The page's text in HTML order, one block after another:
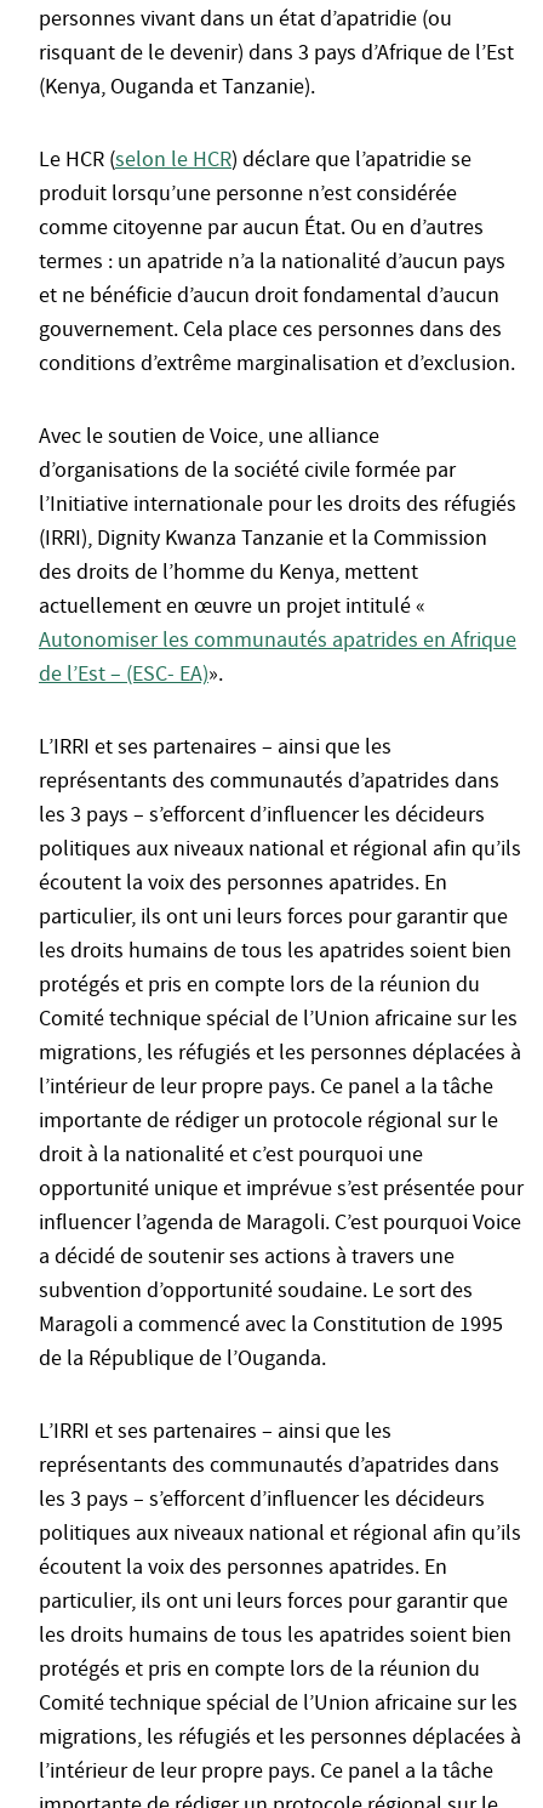
personnes vivant dans un état d’apatridie (ou
risquant de le devenir) dans 3 pays d’Afrique de l’Est
(Kenya, Ouganda et Tanzanie).
Le HCR (selon le HCR) déclare que l’apatridie se
produit lorsqu’une personne n’est considérée
comme citoyenne par aucun État. Ou en d’autres
termes : un apatride n’a la nationalité d’aucun pays
et ne bénéficie d’aucun droit fondamental d’aucun
gouvernement. Cela place ces personnes dans des
conditions d’extrême marginalisation et d’exclusion.
Avec le soutien de Voice, une alliance
d’organisations de la société civile formée par
l’Initiative internationale pour les droits des réfugiés
(IRRI), Dignity Kwanza Tanzanie et la Commission
des droits de l’homme du Kenya, mettent
actuellement en œuvre un projet intitulé «
Autonomiser les communautés apatrides en Afrique
de l’Est – (ESC- EA)».
L’IRRI et ses partenaires – ainsi que les
représentants des communautés d’apatrides dans
les 3 pays – s’efforcent d’influencer les décideurs
politiques aux niveaux national et régional afin qu’ils
écoutent la voix des personnes apatrides. En
particulier, ils ont uni leurs forces pour garantir que
les droits humains de tous les apatrides soient bien
protégés et pris en compte lors de la réunion du
Comité technique spécial de l’Union africaine sur les
migrations, les réfugiés et les personnes déplacées à
l’intérieur de leur propre pays. Ce panel a la tâche
importante de rédiger un protocole régional sur le
droit à la nationalité et c’est pourquoi une
opportunité unique et imprévue s’est présentée pour
influencer l’agenda de Maragoli. C’est pourquoi Voice
a décidé de soutenir ses actions à travers une
subvention d’opportunité soudaine. Le sort des
Maragoli a commencé avec la Constitution de 1995
de la République de l’Ouganda.
L’IRRI et ses partenaires – ainsi que les
représentants des communautés d’apatrides dans
les 3 pays – s’efforcent d’influencer les décideurs
politiques aux niveaux national et régional afin qu’ils
écoutent la voix des personnes apatrides. En
particulier, ils ont uni leurs forces pour garantir que
les droits humains de tous les apatrides soient bien
protégés et pris en compte lors de la réunion du
Comité technique spécial de l’Union africaine sur les
migrations, les réfugiés et les personnes déplacées à
l’intérieur de leur propre pays. Ce panel a la tâche